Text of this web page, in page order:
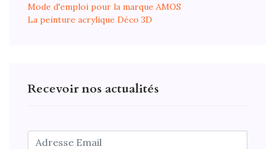
Mode d'emploi pour la marque AMOS
La peinture acrylique Déco 3D
Recevoir nos actualités